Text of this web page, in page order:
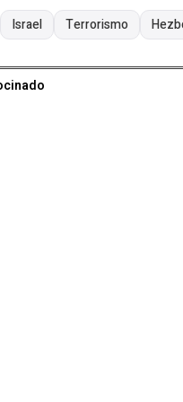
Israel Terrorismo